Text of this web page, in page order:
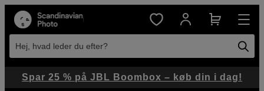
Hej, hvad leder du efter?
Spar 25 % på JBL Boombox – køb din i dag!